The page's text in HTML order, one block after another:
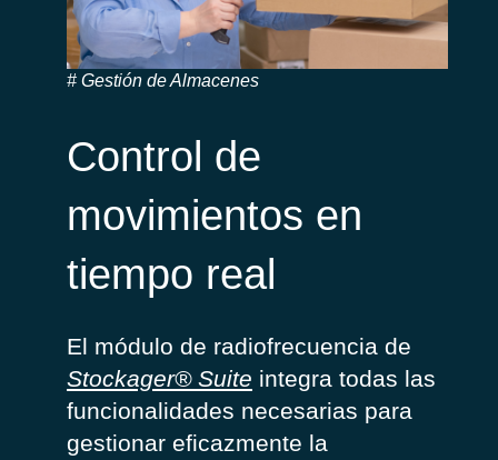
Gestión de Almacenes
Control de
movimientos en
tiempo real
El módulo de radiofrecuencia de
Stockager® Suite integra todas las
funcionalidades necesarias para
gestionar eficazmente la